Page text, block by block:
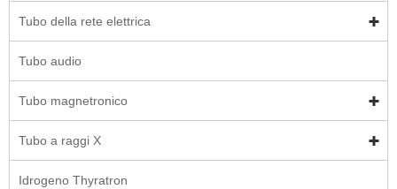
Tubo della rete elettrica
Tubo audio
Tubo magnetronico
Tubo a raggi X
Idrogeno Thyratron